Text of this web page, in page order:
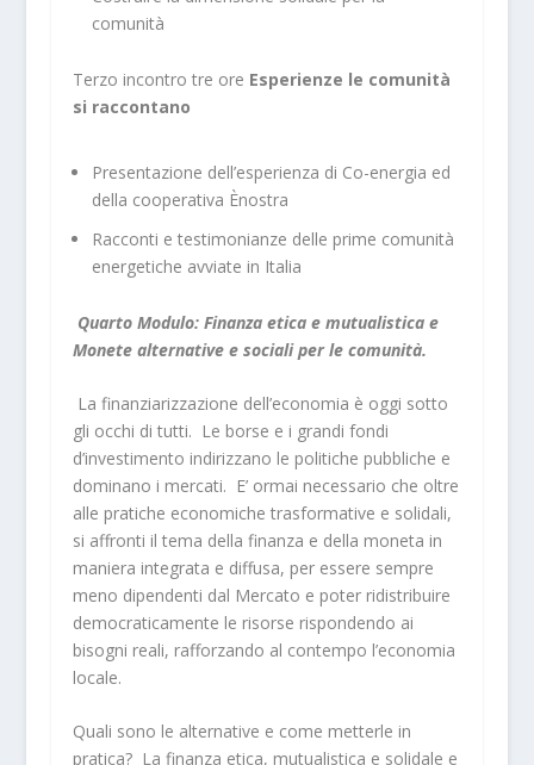
comunità
Terzo incontro tre ore Esperienze le comunità
si raccontano
Presentazione dell’esperienza di Co-energia ed
della cooperativa Ènostra
Racconti e testimonianze delle prime comunità
energetiche avviate in Italia
Quarto Modulo: Finanza etica e mutualistica e
Monete alternative e sociali per le comunità.
La finanziarizzazione dell’economia è oggi sotto
gli occhi di tutti. Le borse e i grandi fondi
d’investimento indirizzano le politiche pubbliche e
dominano i mercati. E’ ormai necessario che oltre
alle pratiche economiche trasformative e solidali,
si affronti il tema della finanza e della moneta in
maniera integrata e diffusa, per essere sempre
meno dipendenti dal Mercato e poter ridistribuire
democraticamente le risorse rispondendo ai
bisogni reali, rafforzando al contempo l’economia
locale.
Quali sono le alternative e come metterle in
pratica? La finanza etica, mutualistica e solidale e